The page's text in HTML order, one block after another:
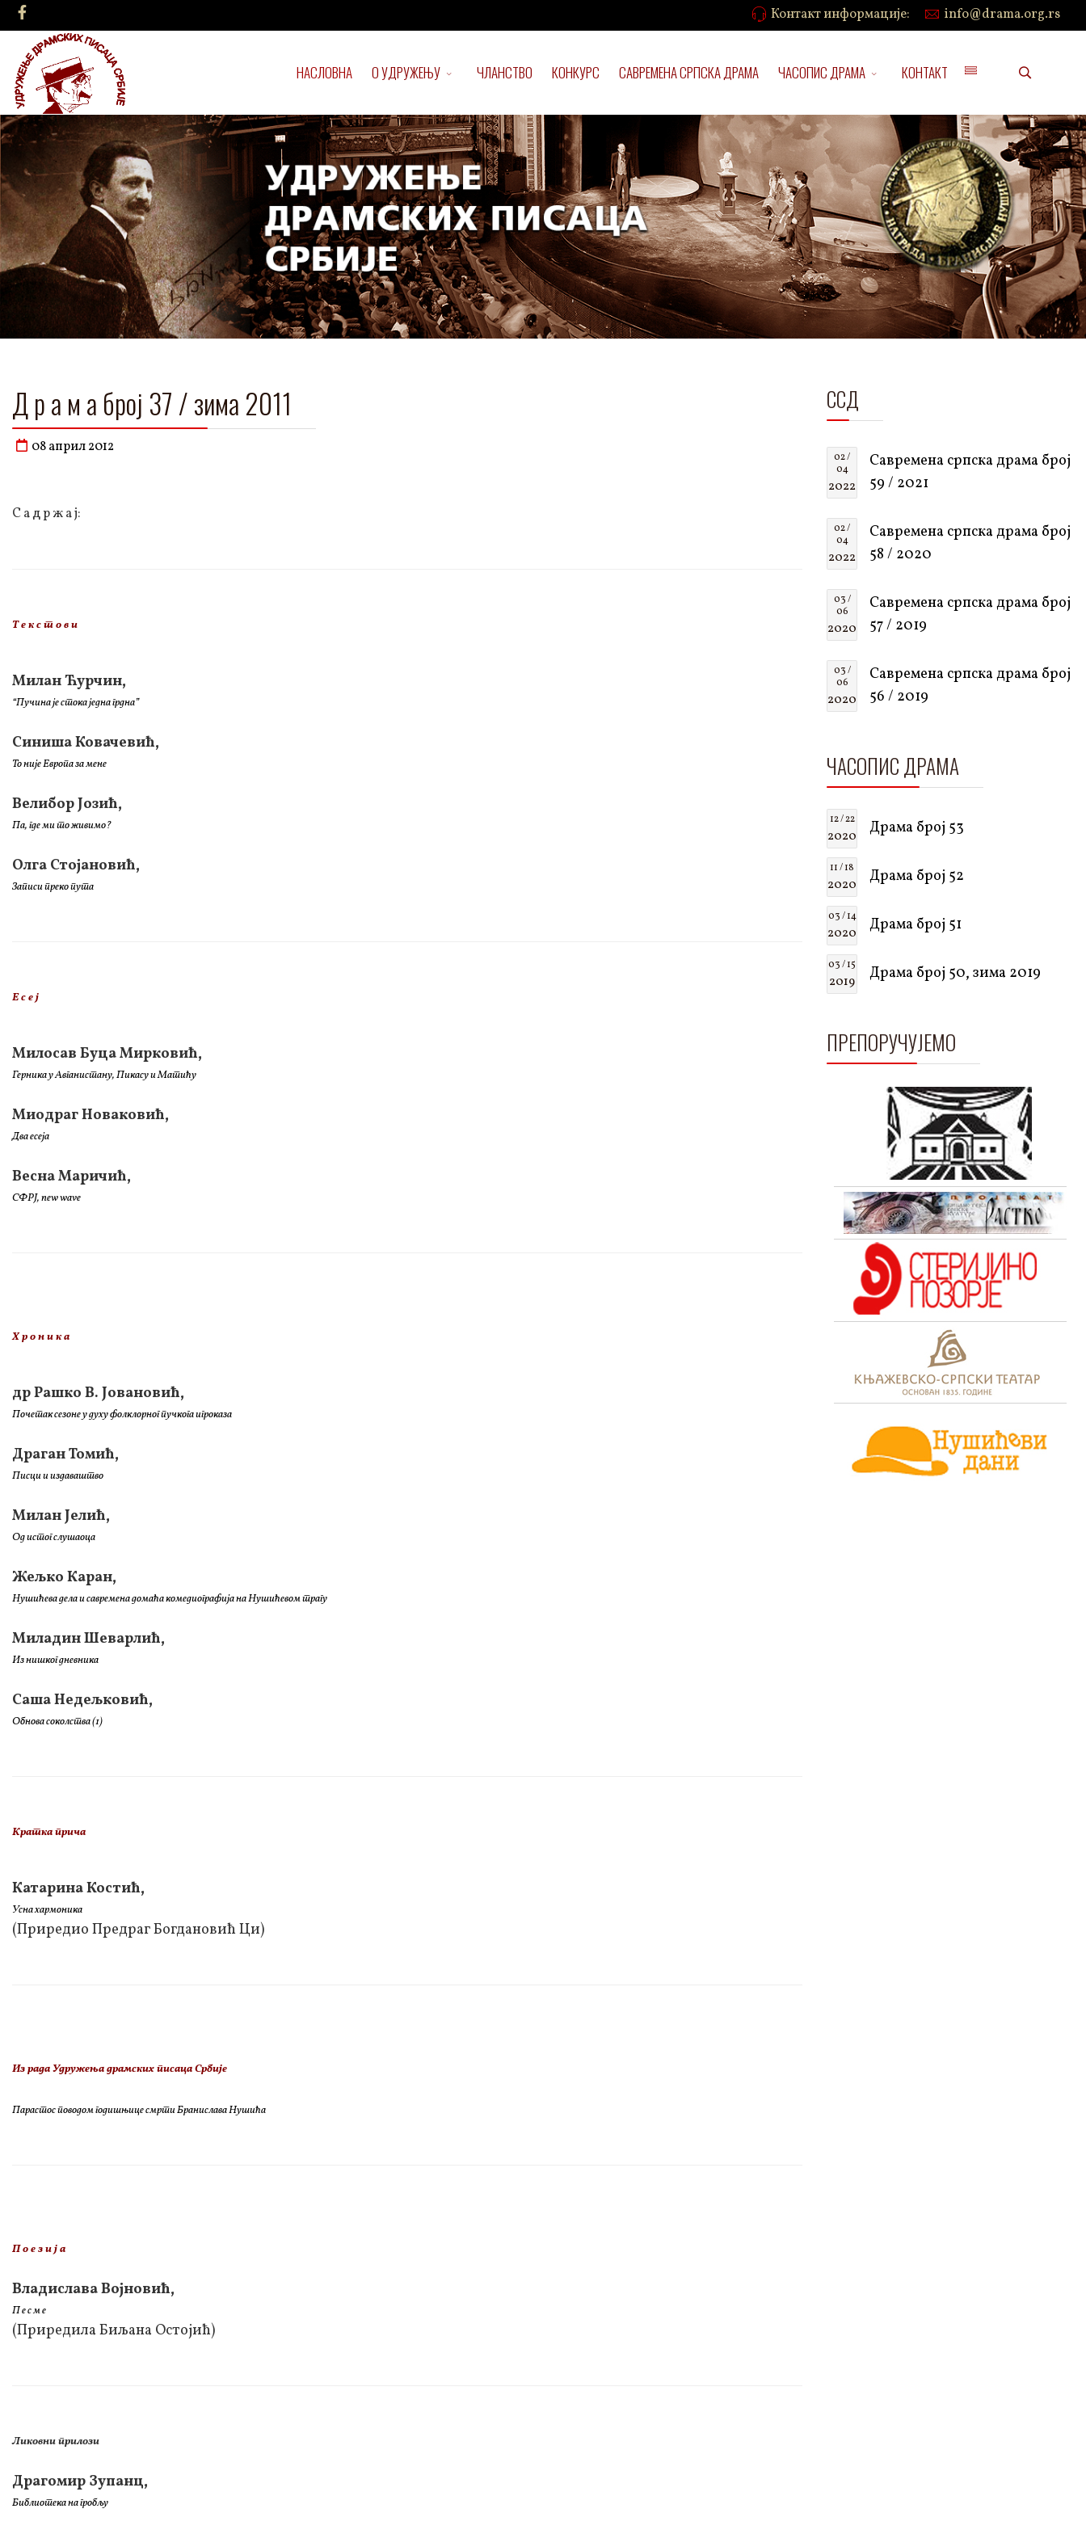
Контакт информације: info@drama.org.rs
НАСЛОВНА О УДРУЖЕЊУ ЧЛАНСТВО КОНКУРС САВРЕМЕНА СРПСКА ДРАМА ЧАСОПИС ДРАМА КОНТАКТ
Д р а м а број 37 / зима 2011
08 април 2012
С а д р ж а ј:
Т е к с т о в и
Милан Ћурчин,
“Пучина је стока једна грдна”
Синиша Ковачевић,
То није Европа за мене
Велибор Јозић,
Па, где ми то живимо?
Олга Стојановић,
Записи преко пута
Е с е ј
Милосав Буца Мирковић,
Герника у Авганистану, Пикасу и Матићу
Миодраг Новаковић,
Два есеја
Весна Маричић,
СФРЈ, new wave
Х р о н и к а
др Рашко В. Јовановић,
Почетак сезоне у духу фолклорног пучкога игроказа
Драган Томић,
Писци и издаваштво
Милан Јелић,
Од истог слушаоца
Жељко Каран,
Нушићева дела и савремена домаћа комедиографија на Нушићевом трагу
Миладин Шеварлић,
Из нишког дневника
Саша Недељковић,
Обнова соколства (1)
Кратка прича
Катарина Костић,
Усна хармоника
(Приредио Предраг Богдановић Ци)
Из рада Удружења драмских писаца Србије
Парастос поводом годишњице смрти Бранислава Нушића
П о е з и ј а
Владислава Војновић,
П е с м е
(Приредила Биљана Остојић)
Ликовни прилози
Драгомир Зупанц,
Библиотека на гробљу
ССД
02 /
04
2022
Савремена српска драма број
59 / 2021
02 /
04
2022
Савремена српска драма број
58 / 2020
03 /
06
2020
Савремена српска драма број
57 / 2019
03 /
06
2020
Савремена српска драма број
56 / 2019
ЧАСОПИС ДРАМА
12 / 22
2020 Драма број 53
11 / 18
2020 Драма број 52
03 / 14
2020 Драма број 51
03 / 15
2019 Драма број 50, зима 2019
ПРЕПОРУЧУЈЕМО